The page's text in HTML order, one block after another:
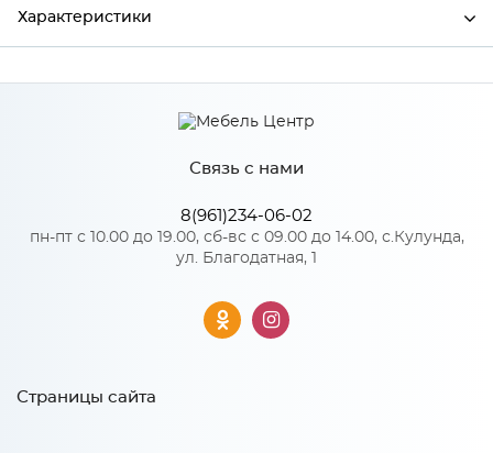
Характеристики
Ширина 2000
2300
540
Тэкс
Белый
ЛДСП
Особенности
Связь с нами
8(961)234-06-02
пн-пт с 10.00 до 19.00, сб-вс с 09.00 до 14.00, с.Кулунда,
ул. Благодатная, 1
Страницы сайта